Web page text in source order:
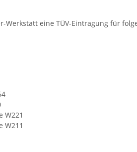
Werkstatt eine TÜV-Eintragung für
W221
W211